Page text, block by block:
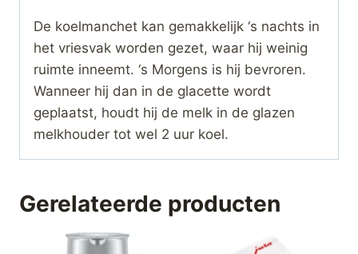
De koelmanchet kan gemakkelijk ‘s nachts in
het vriesvak worden gezet, waar hij weinig
ruimte inneemt. ‘s Morgens is hij bevroren.
Wanneer hij dan in de glacette wordt
geplaatst, houdt hij de melk in de glazen
melkhouder tot wel 2 uur koel.
Gerelateerde producten